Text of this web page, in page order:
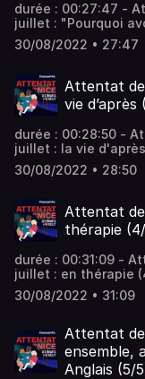
sur Radio France.
durée : 00:27:47 -
juillet : "Pourquoi
procès de l’attentat
juillet 2016,
course folle du
en enfer pour les
ce podcast ? Pour
30/08/2022 • 27:47
Attentat
vie d’après
durée : 00:28:50 -
juillet : la vie
Nice, qui a fait 86
dont la vie a été
traumatique vécu
un attentat. Vous aimez ce podcast ? Pour écouter tous
les autres épisodes
30/08/2022 • 28:50
Attentat
thérapie
durée : 00:31:09 -
juillet : en thérapie
qui a fait 86 morts le
vie a été
de suivi
aimez ce podcast ?
sans limite, rendez-
30/08/2022 • 31:09
Attentat
ensemble,
Anglais (5/